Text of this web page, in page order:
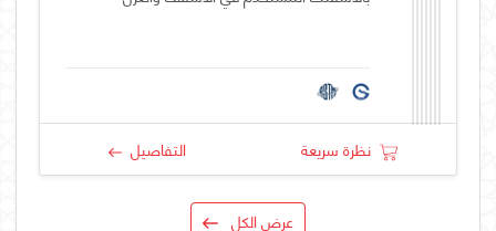
نظرة سريعة التفاصيل
عرض الكل